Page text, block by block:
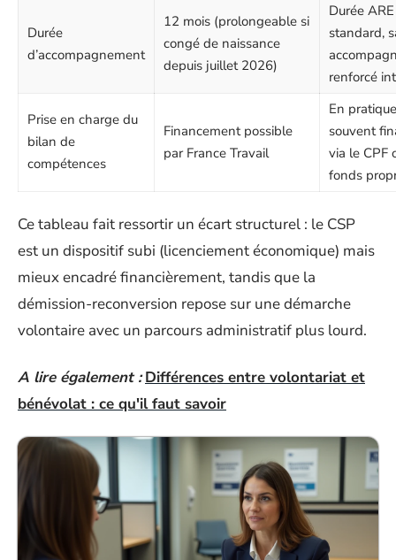
Durée
d’accompagnement
12 mois (prolongeable si
congé de naissance
depuis juillet 2026)
Durée ARE
standard,
renforcé
Prise en charge du
bilan de
compétences
Financement possible
par France Travail
En
souvent
via le CPF
fonds
Ce tableau fait ressortir un écart structurel : le CSP
est un dispositif subi (licenciement économique) mais
mieux encadré financièrement, tandis que la
démission-reconversion repose sur une démarche
volontaire avec un parcours administratif plus lourd.
A lire également : Différences entre volontariat et
bénévolat : ce qu'il faut savoir